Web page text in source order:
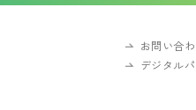
お問い合
デジタル